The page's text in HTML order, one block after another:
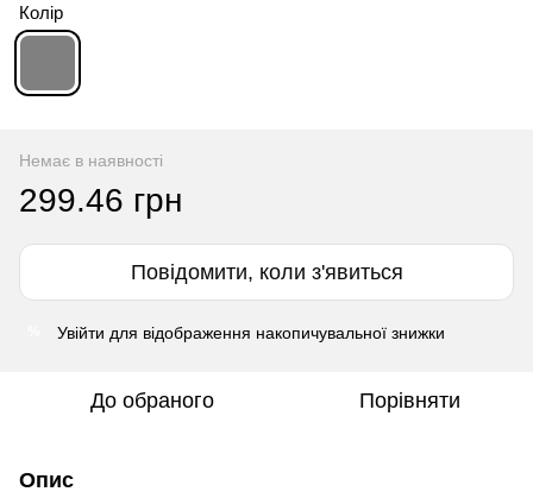
Колір
Немає в наявності
299.46 грн
Повідомити, коли з'явиться
Увійти для відображення накопичувальної знижки
До обраного Порівняти
Опис